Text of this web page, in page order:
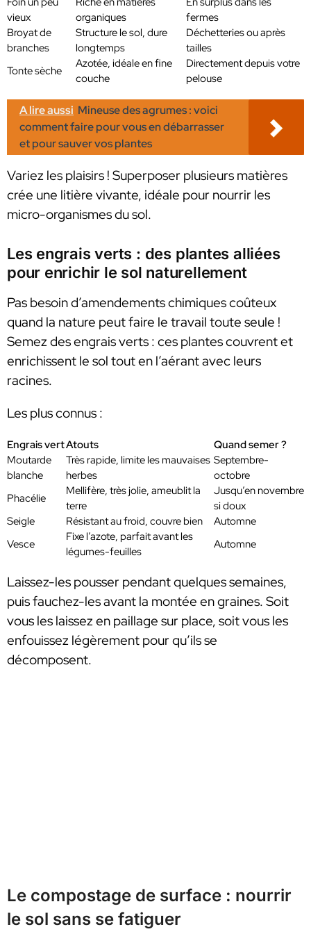
vieux
organiques
fermes
Broyat de
branches
Structure le sol, dure
longtemps
Déchetteries ou après
tailles
Tonte sèche
Azotée, idéale en fine
couche
Directement depuis votre
pelouse
A lire aussi Mineuse des agrumes : voici
comment faire pour vous en débarrasser
et pour sauver vos plantes
Variez les plaisirs ! Superposer plusieurs matières
crée une litière vivante, idéale pour nourrir les
micro-organismes du sol.
Les engrais verts : des plantes alliées
pour enrichir le sol naturellement
Pas besoin d’amendements chimiques coûteux
quand la nature peut faire le travail toute seule !
Semez des engrais verts : ces plantes couvrent et
enrichissent le sol tout en l’aérant avec leurs
racines.
Les plus connus :
Engrais vertAtouts
Quand semer ?
Moutarde
blanche
Très rapide, limite les mauvaises
herbes
Septembre-
octobre
Phacélie
Mellifère, très jolie, ameublit la
terre
Jusqu’en novembre
si doux
Seigle
Résistant au froid, couvre bien
Automne
Vesce
Fixe l’azote, parfait avant les
légumes-feuilles
Automne
Laissez-les pousser pendant quelques semaines,
puis fauchez-les avant la montée en graines. Soit
vous les laissez en paillage sur place, soit vous les
enfouissez légèrement pour qu’ils se
décomposent.
Le compostage de surface : nourrir
le sol sans se fatiguer